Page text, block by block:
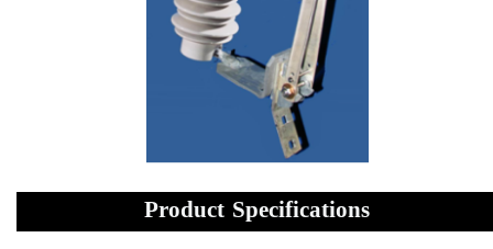
Product Specifications